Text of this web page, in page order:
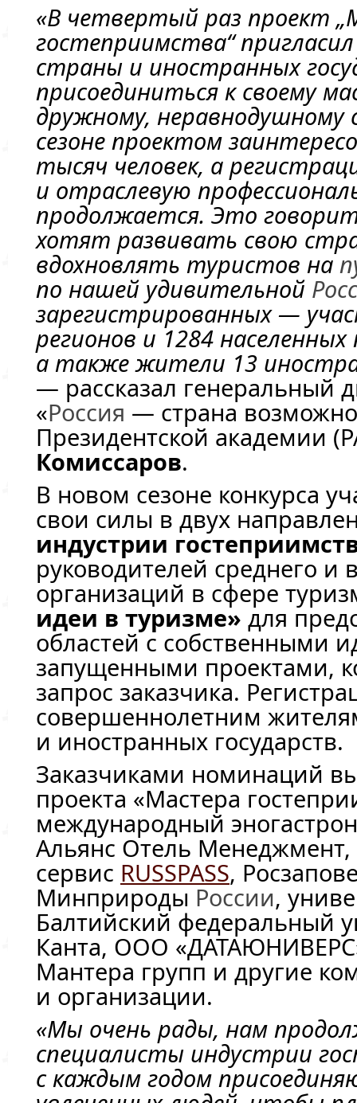
«В четвертый раз проект
гостеприимства“
страны и иностранных
присоединиться к своему
дружному, неравнодушному
сезоне проектом
тысяч человек, а
и отраслевую
продолжается. Это
хотят развивать свою
вдохновлять туристов на
по нашей удивительной
зарегистрированных —
регионов и 1284
а также жители 13
— рассказал генеральный
«Россия — страна
Президентской академии
Комиссаров.
В новом сезоне конкурса
свои силы в двух
индустрии
руководителей среднего и
организаций в сфере
идеи в туризме» для
областей с собственными
запущенными проектами,
запрос заказчика.
совершеннолетним
и иностранных государств.
Заказчиками номинаций
проекта «Мастера
международный
Альянс Отель Менеджмент,
сервис RUSSPASS,
Минприроды России,
Балтийский федеральный
Канта, ООО
Мантера групп и другие
и организации.
«Мы очень рады, нам
специалисты индустрии
с каждым годом